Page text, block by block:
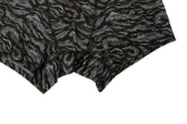
、もしあった場合速やかにご